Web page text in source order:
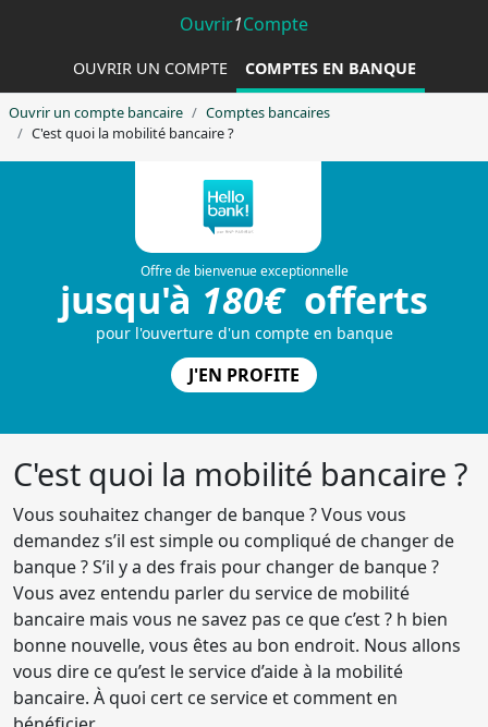
Ouvrir1Compte
OUVRIR UN COMPTE COMPTES EN BANQUE
Ouvrir un compte bancaire
Comptes bancaires
C'est quoi la mobilité bancaire ?
C'est quoi la mobilité bancaire ?
Vous souhaitez changer de banque ? Vous vous
demandez s’il est simple ou compliqué de changer de
banque ? S’il y a des frais pour changer de banque ?
Vous avez entendu parler du service de mobilité
bancaire mais vous ne savez pas ce que c’est ? h bien
bonne nouvelle, vous êtes au bon endroit. Nous allons
vous dire ce qu’est le service d’aide à la mobilité
bancaire. À quoi cert ce service et comment en